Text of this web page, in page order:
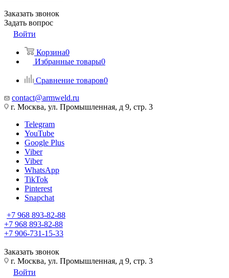
Заказать звонок
Задать вопрос
Войти
Корзина0
Избранные товары0
Сравнение товаров0
contact@armweld.ru
г. Москва, ул. Промышленная, д 9, стр. 3
Telegram
YouTube
Google Plus
Viber
Viber
WhatsApp
TikTok
Pinterest
Snapchat
+7 968 893-82-88
+7 968 893-82-88
+7 906-731-15-33
Заказать звонок
г. Москва, ул. Промышленная, д 9, стр. 3
Войти